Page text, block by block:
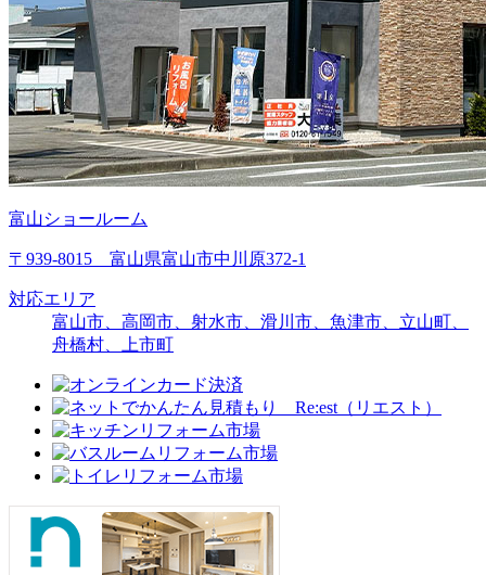
富山ショールーム
〒939-8015 富山県富山市中川原372-1
対応エリア
富山市、高岡市、射水市、滑川市、魚津市、立山町、
舟橋村、上市町